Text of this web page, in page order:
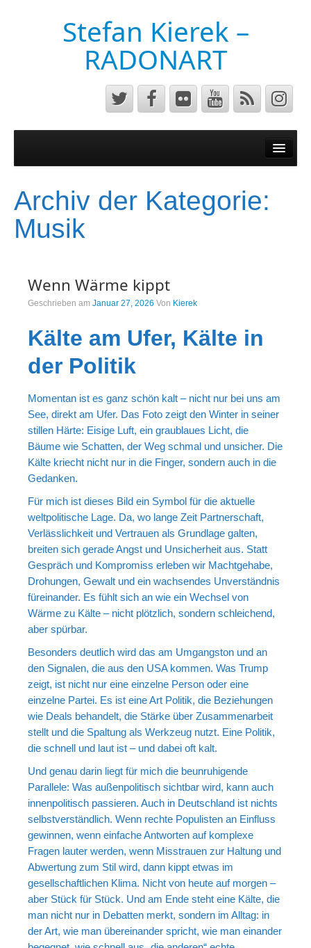
Stefan Kierek –
RADONART
Musik&Art
Surreal
Luftaufnahmen
Wettbewerb
Meine Kalender
Mein Shop
Stefan´s EduPortal
Archiv der Kategorie:
Musik
Wenn Wärme kippt
Geschrieben am Januar 27, 2026 Von Kierek
Kälte am Ufer, Kälte in
der Politik
Momentan ist es ganz schön kalt – nicht nur bei uns am
See, direkt am Ufer. Das Foto zeigt den Winter in seiner
stillen Härte: Eisige Luft, ein graublaues Licht, die
Bäume wie Schatten, der Weg schmal und unsicher. Die
Kälte kriecht nicht nur in die Finger, sondern auch in die
Gedanken.
Für mich ist dieses Bild ein Symbol für die aktuelle
weltpolitische Lage. Da, wo lange Zeit Partnerschaft,
Verlässlichkeit und Vertrauen als Grundlage galten,
breiten sich gerade Angst und Unsicherheit aus. Statt
Gespräch und Kompromiss erleben wir Machtgehabe,
Drohungen, Gewalt und ein wachsendes Unverständnis
füreinander. Es fühlt sich an wie ein Wechsel von
Wärme zu Kälte – nicht plötzlich, sondern schleichend,
aber spürbar.
Besonders deutlich wird das am Umgangston und an
den Signalen, die aus den USA kommen. Was Trump
zeigt, ist nicht nur eine einzelne Person oder eine
einzelne Partei. Es ist eine Art Politik, die Beziehungen
wie Deals behandelt, die Stärke über Zusammenarbeit
stellt und die Spaltung als Werkzeug nutzt. Eine Politik,
die schnell und laut ist – und dabei oft kalt.
Und genau darin liegt für mich die beunruhigende
Parallele: Was außenpolitisch sichtbar wird, kann auch
innenpolitisch passieren. Auch in Deutschland ist nichts
selbstverständlich. Wenn rechte Populisten an Einfluss
gewinnen, wenn einfache Antworten auf komplexe
Fragen lauter werden, wenn Misstrauen zur Haltung und
Abwertung zum Stil wird, dann kippt etwas im
gesellschaftlichen Klima. Nicht von heute auf morgen –
aber Stück für Stück. Und am Ende steht eine Kälte, die
man nicht nur in Debatten merkt, sondern im Alltag: in
der Art, wie man übereinander spricht, wie man einander